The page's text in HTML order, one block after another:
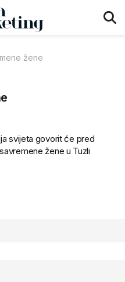
žene
svijeta govorit će pred
žene u Tuzli